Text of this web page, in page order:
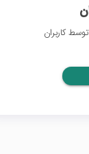
کاربران